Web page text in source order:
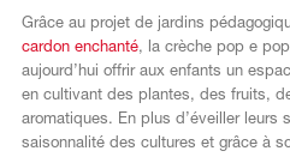
Grâce au projet de jardins
cardon enchanté, la crèche pop e
aujourd’hui offrir aux enfants un
en cultivant des plantes, des fruits,
aromatiques. En plus d’éveiller leurs
saisonnalité des cultures et grâce à